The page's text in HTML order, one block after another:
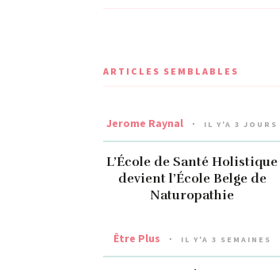
ARTICLES SEMBLABLES
Jerome Raynal IL Y'A 3 JOURS
L’École de Santé Holistique
devient l’École Belge de
Naturopathie
Être Plus IL Y'A 3 SEMAINES